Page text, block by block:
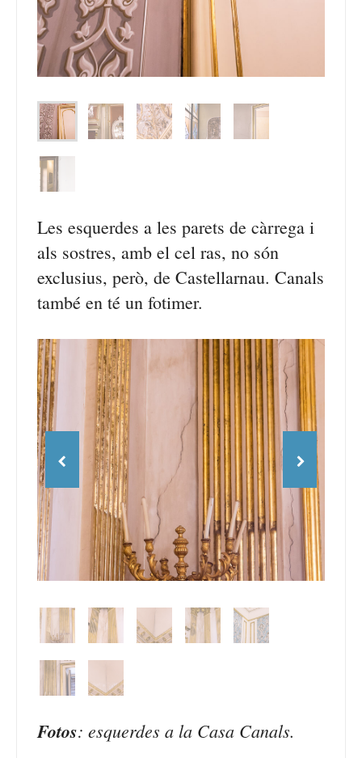
Les esquerdes a les parets de càrrega i
als sostres, amb el cel ras, no són
exclusius, però, de Castellarnau. Canals
també en té un fotimer.
Fotos: esquerdes a la Casa Canals.